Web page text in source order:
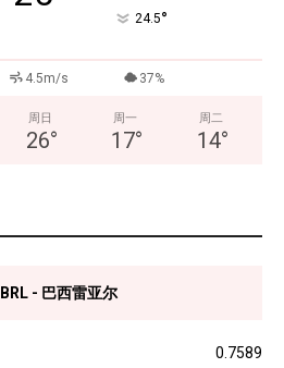
24.5°
4.5m/s 37%
周日
26°
周一
17°
周二
14°
BRL - 巴西雷亚尔
0.7589